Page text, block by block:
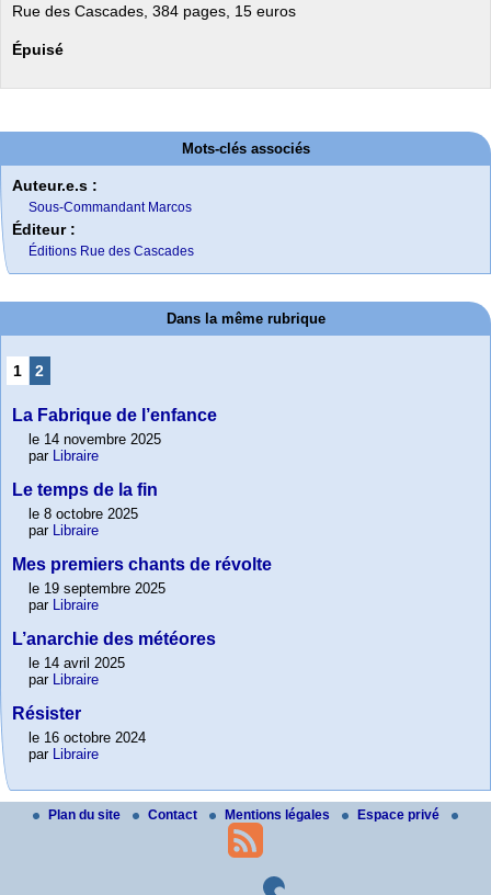
Rue des Cascades, 384 pages, 15 euros
Épuisé
Mots-clés associés
Auteur.e.s :
Sous-Commandant Marcos
Éditeur :
Éditions Rue des Cascades
Dans la même rubrique
1 2
La Fabrique de l’enfance
le 14 novembre 2025
par Libraire
Le temps de la fin
le 8 octobre 2025
par Libraire
Mes premiers chants de révolte
le 19 septembre 2025
par Libraire
L’anarchie des météores
le 14 avril 2025
par Libraire
Résister
le 16 octobre 2024
par Libraire
Plan du site Contact Mentions légales Espace privé